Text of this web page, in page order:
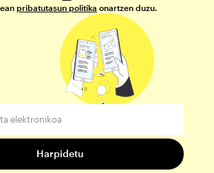
pribatutasun politika onartzen duzu.